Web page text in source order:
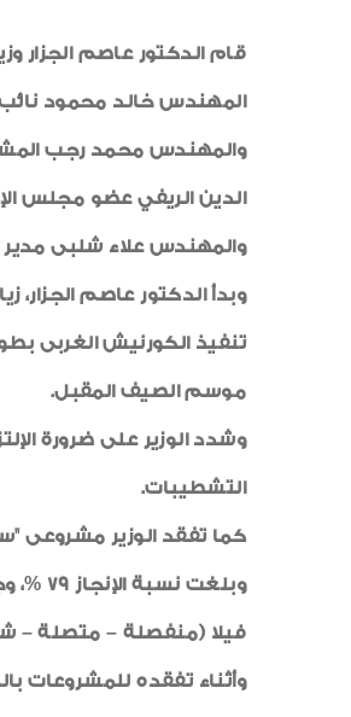
المهندس خالد محمود نائب
والمهندس محمد رجب
الدين الريفي عضو مجلس
والمهندس علاء شلبى
موسم الصيف المقبل.
وشدد الوزير على ضرورة
التشطيبات.
كما تفقد الوزير مشروعى
وبلغت نسبة الإنجاز 79 %، وجارٍ تنفيذ 11232 وحدة (468 عمارة) بـ"
فيلا (منفصلة – متصلة – شبة متصلة)، تضم 2103
وأثناء تفقده للمشروعات